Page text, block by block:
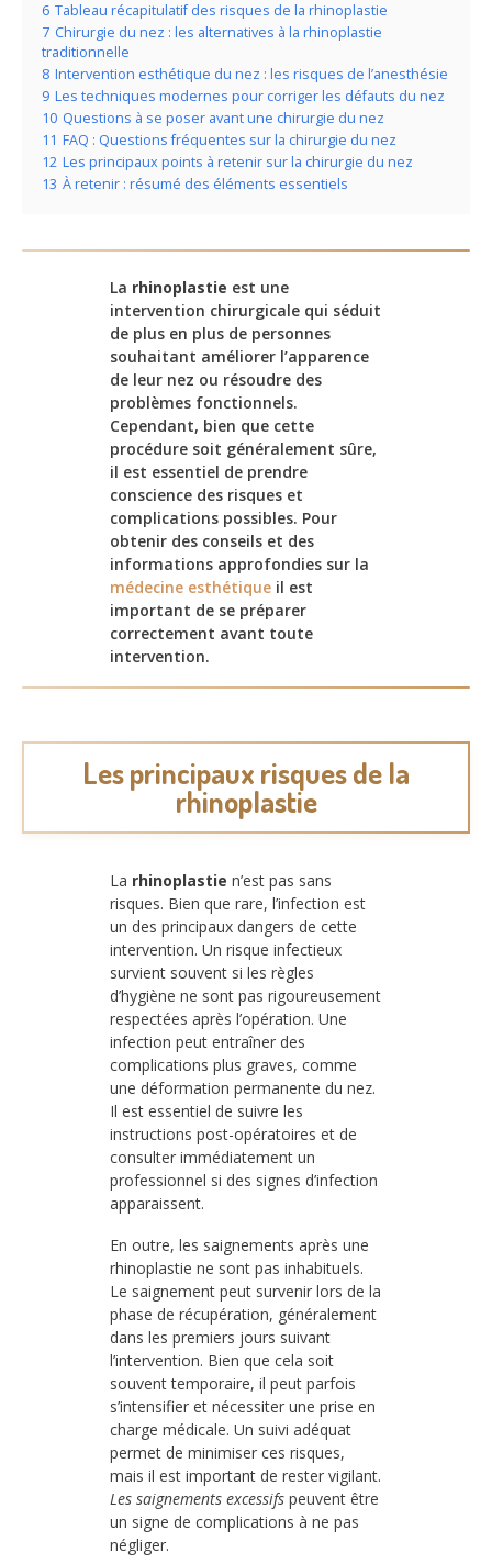
6 Tableau récapitulatif des risques de la rhinoplastie
7 Chirurgie du nez : les alternatives à la rhinoplastie
traditionnelle
8 Intervention esthétique du nez : les risques de l’anesthésie
9 Les techniques modernes pour corriger les défauts du nez
10 Questions à se poser avant une chirurgie du nez
11 FAQ : Questions fréquentes sur la chirurgie du nez
12 Les principaux points à retenir sur la chirurgie du nez
13 À retenir : résumé des éléments essentiels
La rhinoplastie est une
intervention chirurgicale qui séduit
de plus en plus de personnes
souhaitant améliorer l’apparence
de leur nez ou résoudre des
problèmes fonctionnels.
Cependant, bien que cette
procédure soit généralement sûre,
il est essentiel de prendre
conscience des risques et
complications possibles. Pour
obtenir des conseils et des
informations approfondies sur la
médecine esthétique il est
important de se préparer
correctement avant toute
intervention.
Les principaux risques de la
rhinoplastie
La rhinoplastie n’est pas sans
risques. Bien que rare, l’infection est
un des principaux dangers de cette
intervention. Un risque infectieux
survient souvent si les règles
d’hygiène ne sont pas rigoureusement
respectées après l’opération. Une
infection peut entraîner des
complications plus graves, comme
une déformation permanente du nez.
Il est essentiel de suivre les
instructions post-opératoires et de
consulter immédiatement un
professionnel si des signes d’infection
apparaissent.
En outre, les saignements après une
rhinoplastie ne sont pas inhabituels.
Le saignement peut survenir lors de la
phase de récupération, généralement
dans les premiers jours suivant
l’intervention. Bien que cela soit
souvent temporaire, il peut parfois
s’intensifier et nécessiter une prise en
charge médicale. Un suivi adéquat
permet de minimiser ces risques,
mais il est important de rester vigilant.
Les saignements excessifs peuvent être
un signe de complications à ne pas
négliger.